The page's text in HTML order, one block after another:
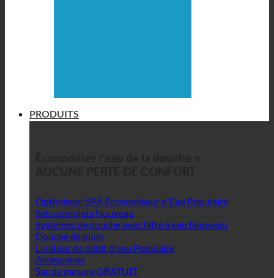
PRODUITS
Optimiseur SPA Économiseur d'Eau
Sets complets
Systèmes de douche avec filtre à eau
Douche de pluie
Limiteur de débit d'eau
Accessoires
Sac de mesure GRATUIT